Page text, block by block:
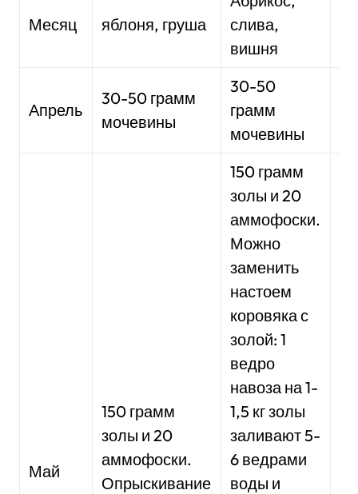
Месяц яблоня, груша
слива,
вишня
Апрель
30-50 грамм
мочевины
30-50
грамм
мочевины
Май
150 грамм
золы и 20
аммофоски.
Опрыскивание
150 грамм
золы и 20
аммофоски.
Можно
заменить
настоем
коровяка с
золой: 1
ведро
навоза на 1-
1,5 кг золы
заливают 5-
6 ведрами
воды и